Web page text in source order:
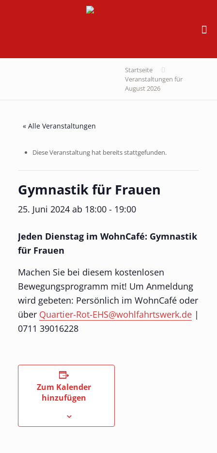
Startseite
Veranstaltungen für
August 2026
« Alle Veranstaltungen
Diese Veranstaltung hat bereits stattgefunden.
Gymnastik für Frauen
25. Juni 2024 ab 18:00- 19:00
Jeden Dienstag im WohnCafé: Gymnastik
für Frauen
Machen Sie bei diesem kostenlosen
Bewegungsprogramm mit! Um Anmeldung
wird gebeten: Persönlich im WohnCafé oder
über Quartier-Rot-EHS@wohlfahrtswerk.de|
0711 39016228
Zum Kalender
hinzufügen